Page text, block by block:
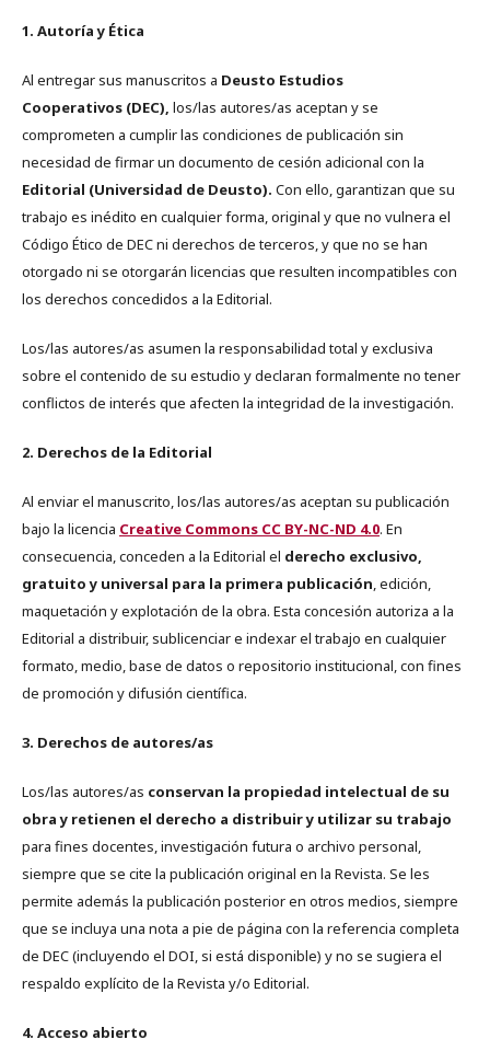
1. Autoría y Ética
Al entregar sus manuscritos a Deusto Estudios
Cooperativos (DEC), los/las autores/as aceptan y se
comprometen a cumplir las condiciones de publicación sin
necesidad de firmar un documento de cesión adicional con la
Editorial (Universidad de Deusto). Con ello, garantizan que su
trabajo es inédito en cualquier forma, original y que no vulnera el
Código Ético de DEC ni derechos de terceros, y que no se han
otorgado ni se otorgarán licencias que resulten incompatibles con
los derechos concedidos a la Editorial.
Los/las autores/as asumen la responsabilidad total y exclusiva
sobre el contenido de su estudio y declaran formalmente no tener
conflictos de interés que afecten la integridad de la investigación.
2. Derechos de la Editorial
Al enviar el manuscrito, los/las autores/as aceptan su publicación
bajo la licencia Creative Commons CC BY-NC-ND 4.0. En
consecuencia, conceden a la Editorial el derecho exclusivo,
gratuito y universal para la primera publicación, edición,
maquetación y explotación de la obra. Esta concesión autoriza a la
Editorial a distribuir, sublicenciar e indexar el trabajo en cualquier
formato, medio, base de datos o repositorio institucional, con fines
de promoción y difusión científica.
3. Derechos de autores/as
Los/las autores/as conservan la propiedad intelectual de su
obra y retienen el derecho a distribuir y utilizar su trabajo
para fines docentes, investigación futura o archivo personal,
siempre que se cite la publicación original en la Revista. Se les
permite además la publicación posterior en otros medios, siempre
que se incluya una nota a pie de página con la referencia completa
de DEC (incluyendo el DOI, si está disponible) y no se sugiera el
respaldo explícito de la Revista y/o Editorial.
4. Acceso abierto